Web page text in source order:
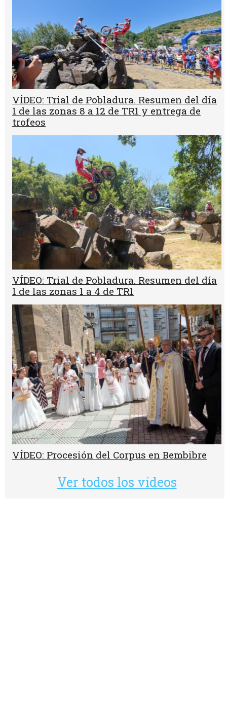
VÍDEO: Trial de Pobladura. Resumen del día
1 de las zonas 8 a 12 de TR1 y entrega de
trofeos
VÍDEO: Trial de Pobladura. Resumen del día
1 de las zonas 1 a 4 de TR1
VÍDEO: Procesión del Corpus en Bembibre
Ver todos los vídeos